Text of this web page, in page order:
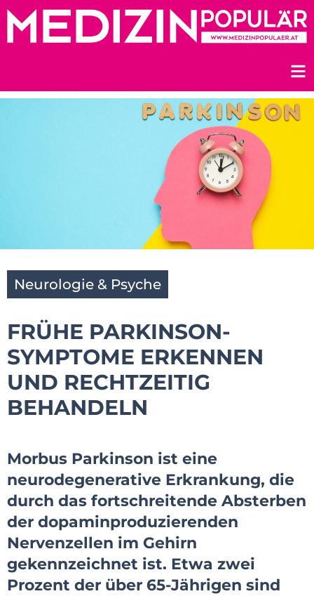
Zum
Inhalt
Neurologie & Psyche
FRÜHE PARKINSON-
SYMPTOME ERKENNEN
UND RECHTZEITIG
BEHANDELN
Morbus Parkinson ist eine
neurodegenerative Erkrankung, die
durch das fortschreitende Absterben
der dopaminproduzierenden
Nervenzellen im Gehirn
gekennzeichnet ist. Etwa zwei
Prozent der über 65-Jährigen sind